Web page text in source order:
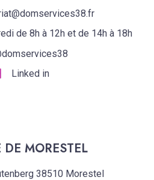
de 8h à 12h et de 14h à 18h
Linked in
MORESTEL
38510 Morestel